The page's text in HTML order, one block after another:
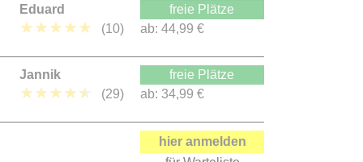
Eduard
★★★★★ (10)
freie Plätze
ab: 44,99 €
Jannik
★★★★★ (29)
freie Plätze
ab: 34,99 €
hier anmelden